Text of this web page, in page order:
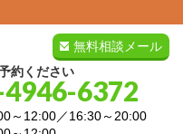
無料相談メール
約ください
4946-6372
～12:00／16:30～20:00